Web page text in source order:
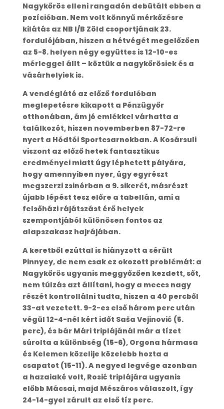
Nagykőrös elleni rangadón debütált ebben a
pozícióban. Nem volt könnyű mérkőzésre
kilátás az NB I/B Zöld csoportjának 23.
fordulójában, hiszen a hétvégét megelőzően
az 5-8. helyen négy együttes is 12-10-es
mérleggel állt – köztük a nagykőrösiek és a
vásárhelyiek is.
A vendéglátó az előző fordulóban
meglepetésre kikapott a Pénzügyőr
otthonában, ám jó emlékkel várhatta a
találkozót, hiszen novemberben 87-72-re
nyert a Hódtói Sportcsarnokban. A Kosársuli
viszont az előző hetek fantasztikus
eredményei miatt úgy léphetett pályára,
hogy amennyiben nyer, úgy egyrészt
megszerzi zsinórban a 9. sikerét, másrészt
újabb lépést tesz előre a tabellán, ami a
felsőházi rájátszást érő helyek
szempontjából különösen fontos az
alapszakasz hajrájában.
A keretből ezúttal is hiányzott a sérült
Pinnyey, de nem csak ez okozott problémát: a
Nagykőrös ugyanis meggyőzően kezdett, sőt,
nem túlzás azt állítani, hogy a meccs nagy
részét kontrollálni tudta, hiszen a 40 percből
33-at vezetett. 9-2-es első három perc után
végül 12-4-nél kért időt Saša Vejinović (5.
perc), és bár Mári triplájánál már a tízet
súrolta a különbség (15-6), Orgona hármasa
és Kelemen közelije közelebb hozta a
csapatot (15-11). A negyed legvége azonban
a hazaiaké volt, Rosić triplájára ugyanis
előbb Mácsai, majd Mészáros válaszolt, így
24-14-gyel zárult az első tíz perc.